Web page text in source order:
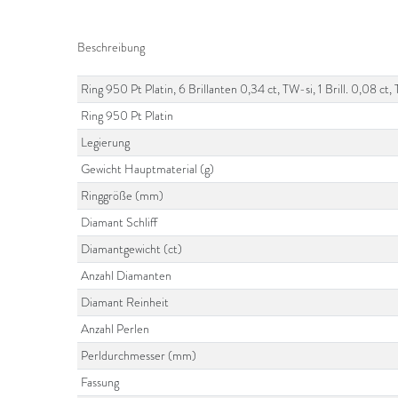
Beschreibung
Ring 950 Pt Platin, 6 Brillanten 0,34 ct, TW-si, 1 Brill. 0,08 ct,
Ring 950 Pt Platin
Legierung
Gewicht Hauptmaterial (g)
Ringgröße (mm)
Diamant Schliff
Diamantgewicht (ct)
Anzahl Diamanten
Diamant Reinheit
Anzahl Perlen
Perldurchmesser (mm)
Fassung